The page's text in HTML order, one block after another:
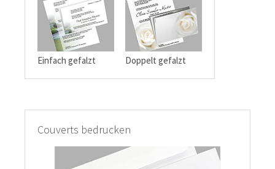
Einfach gefalzt Doppelt gefalzt
Couverts bedrucken